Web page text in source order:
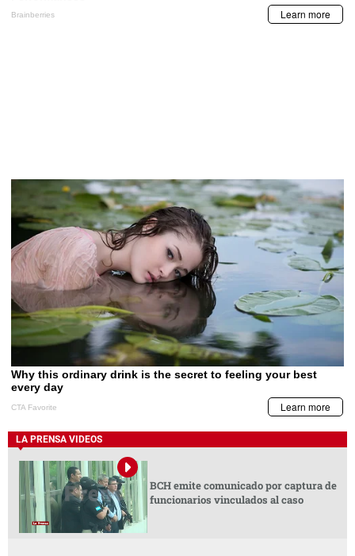
LA PRENSA VIDEOS
BCH emite comunicado por captura de
funcionarios vinculados al caso